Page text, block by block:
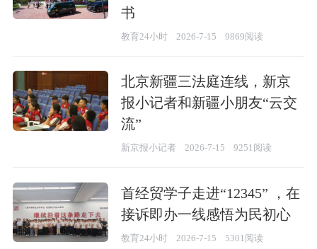
书
教育24小时 2026-7-15 9869阅读
北京新疆三法庭连线，新京
报小记者和新疆小朋友“云交
流”
新京报小记者 2026-7-15 9251阅读
首经贸学子走进“12345” ，在
接诉即办一线感悟为民初心
教育24小时 2026-7-15 5301阅读